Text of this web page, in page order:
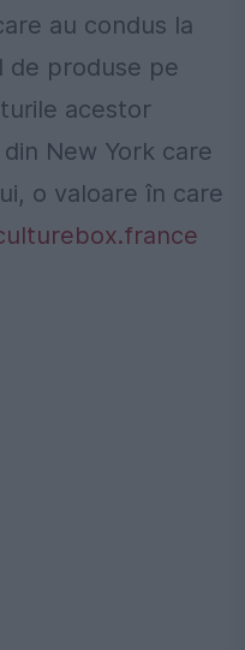
au condus la
de produse pe
acestor
New York care
o valoare în care